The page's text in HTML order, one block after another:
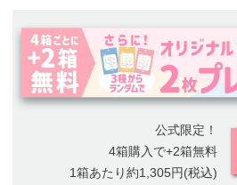
公式限定！
4箱購入で+2箱無料
1箱あたり約1,305円(税込)